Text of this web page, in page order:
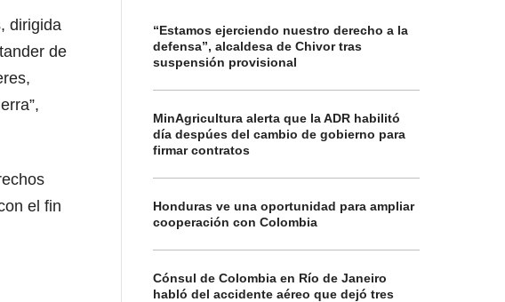
dirigida
de
el fin
“Estamos ejerciendo nuestro derecho a la
defensa”, alcaldesa de Chivor tras
suspensión provisional
MinAgricultura alerta que la ADR habilitó
día despúes del cambio de gobierno para
firmar contratos
Honduras ve una oportunidad para ampliar
cooperación con Colombia
Cónsul de Colombia en Río de Janeiro
habló del accidente aéreo que dejó tres